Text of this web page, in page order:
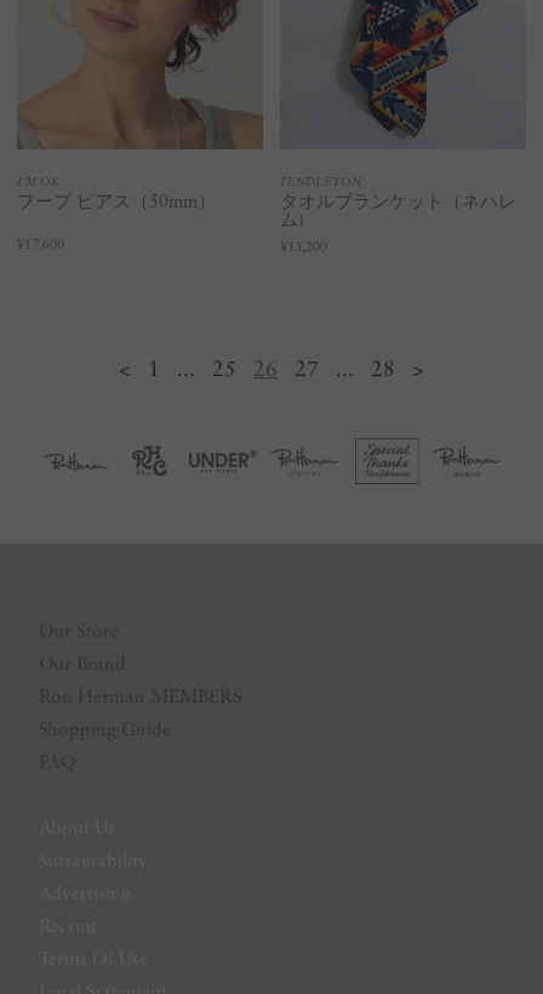
I'M OK
フープ ピアス（50mm）
¥17,600
PENDLETON
タオルブランケット（ネハレ
ム)
¥13,200
< 1 ... 25 26 27 ... 28 >